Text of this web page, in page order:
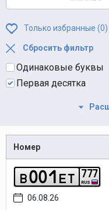
Только избранные (0)
Сбросить фильтр
Одинаковые буквы
Первая десятка
Номер
b001et RUS
777
06.08.26